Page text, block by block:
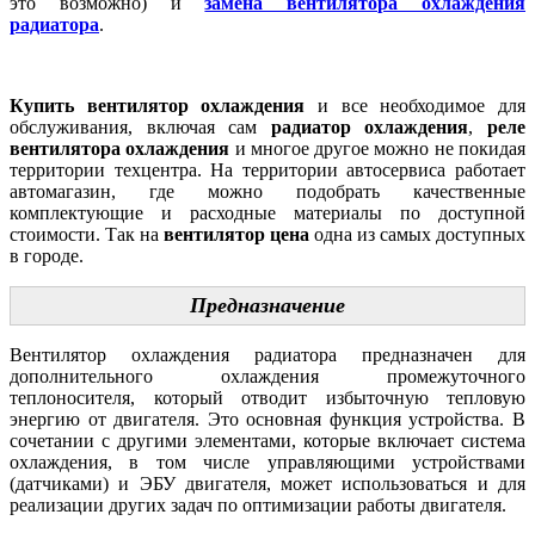
радиатора.
Купить вентилятор охлаждения и все необходимое для
обслуживания, включая сам радиатор охлаждения,реле
вентилятора охлаждения и многое другое можно не покидая
территории техцентра. На территории автосервиса работает
автомагазин, где можно подобрать качественные
комплектующие и расходные материалы по доступной
стоимости. Так на вентилятор цена одна из самых доступных
в городе.
Предназначение
Вентилятор охлаждения радиатора предназначен для
дополнительного охлаждения промежуточного
теплоносителя, который отводит избыточную тепловую
энергию от двигателя. Это основная функция устройства. В
сочетании с другими элементами, которые включает система
охлаждения, в том числе управляющими устройствами
(датчиками) и ЭБУ двигателя, может использоваться и для
реализации других задач по оптимизации работы двигателя.